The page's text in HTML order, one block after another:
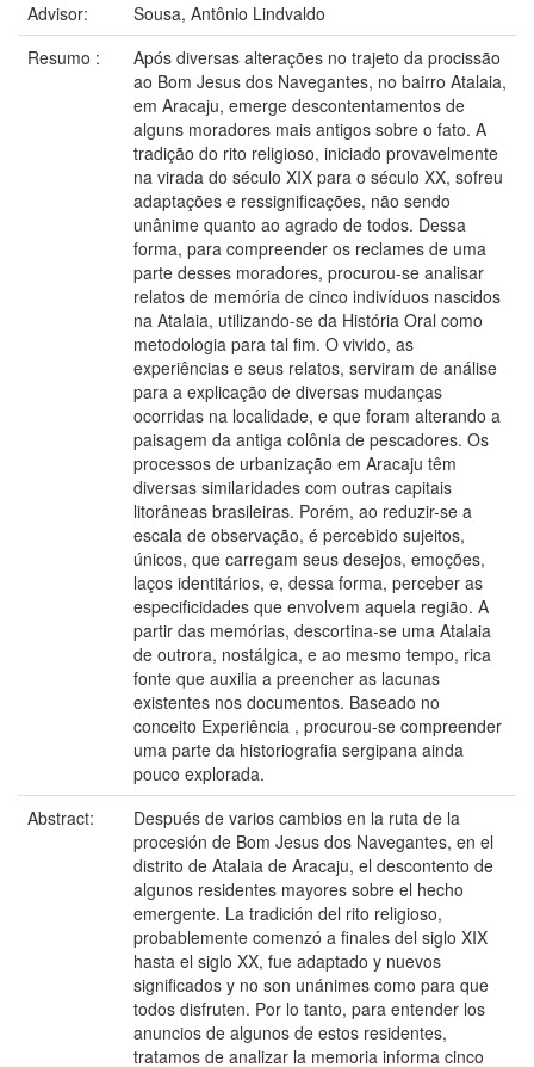
Advisor:
Sousa, Antônio Lindvaldo
Resumo :
Após diversas alterações no trajeto da procissão
ao Bom Jesus dos Navegantes, no bairro Atalaia,
em Aracaju, emerge descontentamentos de
alguns moradores mais antigos sobre o fato. A
tradição do rito religioso, iniciado provavelmente
na virada do século XIX para o século XX, sofreu
adaptações e ressignificações, não sendo
unânime quanto ao agrado de todos. Dessa
forma, para compreender os reclames de uma
parte desses moradores, procurou-se analisar
relatos de memória de cinco indivíduos nascidos
na Atalaia, utilizando-se da História Oral como
metodologia para tal fim. O vivido, as
experiências e seus relatos, serviram de análise
para a explicação de diversas mudanças
ocorridas na localidade, e que foram alterando a
paisagem da antiga colônia de pescadores. Os
processos de urbanização em Aracaju têm
diversas similaridades com outras capitais
litorâneas brasileiras. Porém, ao reduzir-se a
escala de observação, é percebido sujeitos,
únicos, que carregam seus desejos, emoções,
laços identitários, e, dessa forma, perceber as
especificidades que envolvem aquela região. A
partir das memórias, descortina-se uma Atalaia
de outrora, nostálgica, e ao mesmo tempo, rica
fonte que auxilia a preencher as lacunas
existentes nos documentos. Baseado no
conceito Experiência , procurou-se compreender
uma parte da historiografia sergipana ainda
pouco explorada.
Abstract:
Después de varios cambios en la ruta de la
procesión de Bom Jesus dos Navegantes, en el
distrito de Atalaia de Aracaju, el descontento de
algunos residentes mayores sobre el hecho
emergente. La tradición del rito religioso,
probablemente comenzó a finales del siglo XIX
hasta el siglo XX, fue adaptado y nuevos
significados y no son unánimes como para que
todos disfruten. Por lo tanto, para entender los
anuncios de algunos de estos residentes,
tratamos de analizar la memoria informa cinco